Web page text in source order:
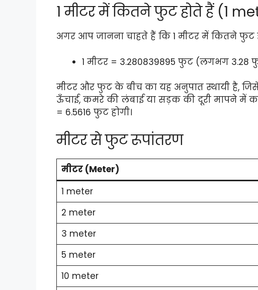
1 मीटर में कितने फुट होते हैं (1
अगर आप जानना चाहते हैं कि 1 मीटर में कितने फुट
1 मीटर = 3.280839895 फुट (लगभग 3.28
मीटर और फुट के बीच का यह अनुपात स्थायी है, जिसे
ऊँचाई, कमरे की लंबाई या सड़क की दूरी मापने में
= 6.5616 फुट होगी।
मीटर से फुट रूपांतरण
मीटर (Meter)
1 meter
2 meter
3 meter
5 meter
10 meter